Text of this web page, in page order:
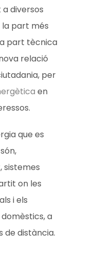
diversos
la part més
part tècnica
relació
per
en
que es
on les
i els
a
de distància.